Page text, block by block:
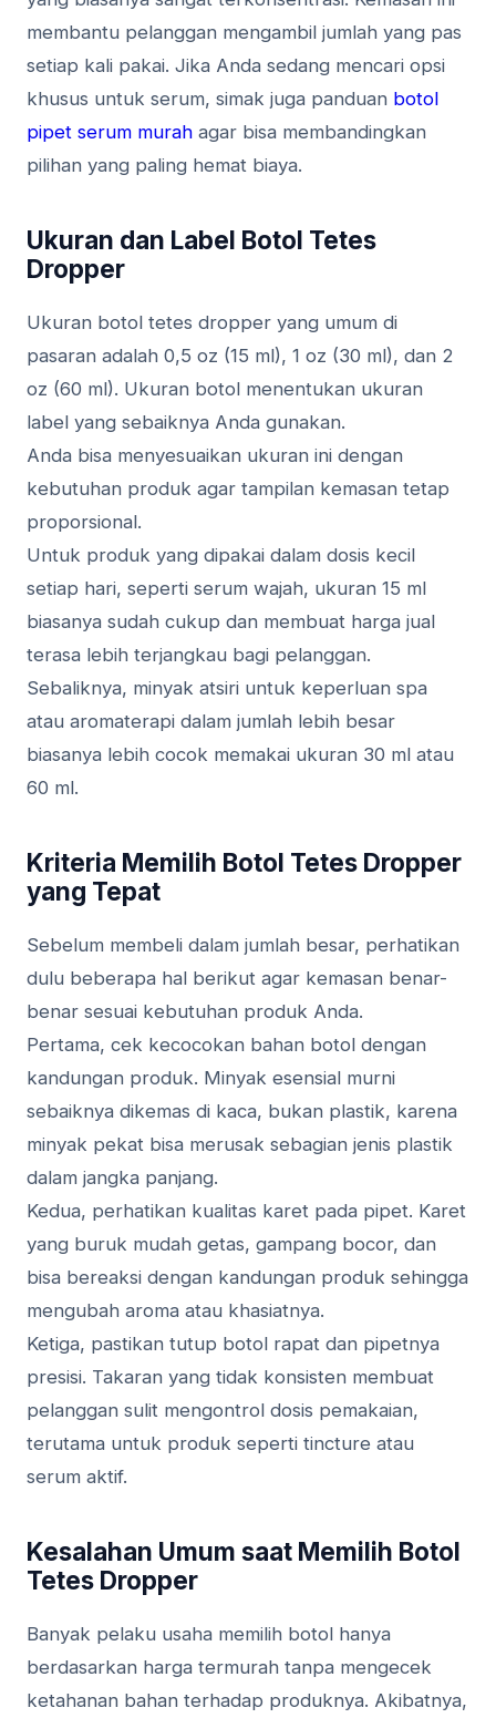
membantu pelanggan mengambil jumlah yang pas
setiap kali pakai. Jika Anda sedang mencari opsi
khusus untuk serum, simak juga panduan botol
pipet serum murah agar bisa membandingkan
pilihan yang paling hemat biaya.
Ukuran dan Label Botol Tetes
Dropper
Ukuran botol tetes dropper yang umum di
pasaran adalah 0,5 oz (15 ml), 1 oz (30 ml), dan 2
oz (60 ml). Ukuran botol menentukan ukuran
label yang sebaiknya Anda gunakan.
Anda bisa menyesuaikan ukuran ini dengan
kebutuhan produk agar tampilan kemasan tetap
proporsional.
Untuk produk yang dipakai dalam dosis kecil
setiap hari, seperti serum wajah, ukuran 15 ml
biasanya sudah cukup dan membuat harga jual
terasa lebih terjangkau bagi pelanggan.
Sebaliknya, minyak atsiri untuk keperluan spa
atau aromaterapi dalam jumlah lebih besar
biasanya lebih cocok memakai ukuran 30 ml atau
60 ml.
Kriteria Memilih Botol Tetes Dropper
yang Tepat
Sebelum membeli dalam jumlah besar, perhatikan
dulu beberapa hal berikut agar kemasan benar-
benar sesuai kebutuhan produk Anda.
Pertama, cek kecocokan bahan botol dengan
kandungan produk. Minyak esensial murni
sebaiknya dikemas di kaca, bukan plastik, karena
minyak pekat bisa merusak sebagian jenis plastik
dalam jangka panjang.
Kedua, perhatikan kualitas karet pada pipet. Karet
yang buruk mudah getas, gampang bocor, dan
bisa bereaksi dengan kandungan produk sehingga
mengubah aroma atau khasiatnya.
Ketiga, pastikan tutup botol rapat dan pipetnya
presisi. Takaran yang tidak konsisten membuat
pelanggan sulit mengontrol dosis pemakaian,
terutama untuk produk seperti tincture atau
serum aktif.
Kesalahan Umum saat Memilih Botol
Tetes Dropper
Banyak pelaku usaha memilih botol hanya
berdasarkan harga termurah tanpa mengecek
ketahanan bahan terhadap produknya. Akibatnya,